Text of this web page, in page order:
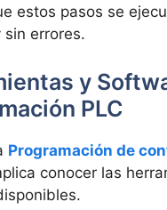
estos pasos se
errores.
y
PLC
Programación de
conocer las